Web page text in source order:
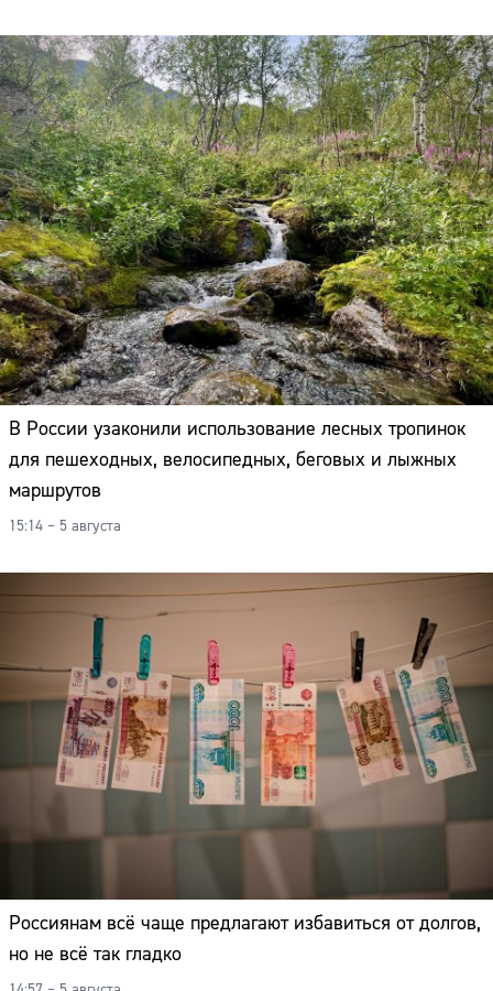
В России узаконили использование лесных тропинок
для пешеходных, велосипедных, беговых и лыжных
маршрутов
15:14 – 5 августа
Россиянам всё чаще предлагают избавиться от долгов,
но не всё так гладко